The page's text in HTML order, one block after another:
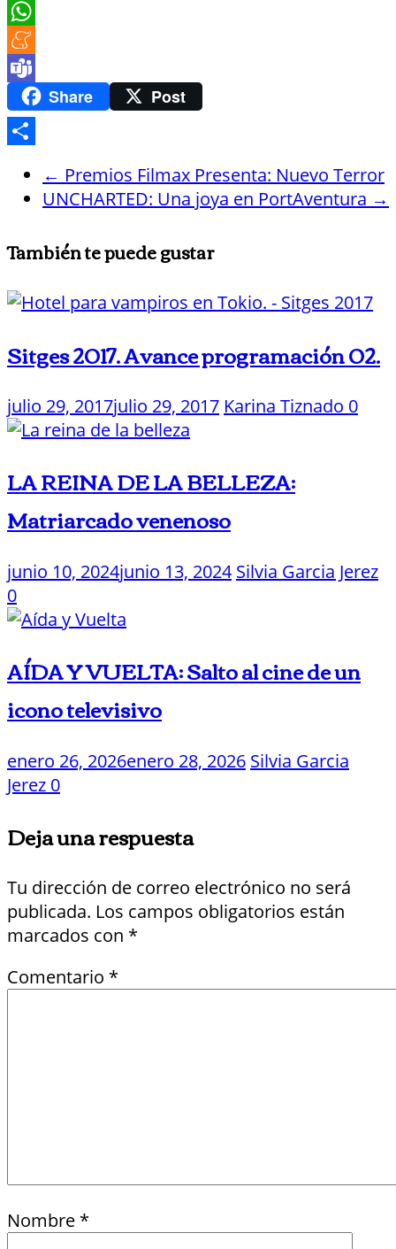
Pinterest
WhatsApp
Meneame
TeamsShare Post
← Premios Filmax Presenta: Nuevo Terror
UNCHARTED: Una joya en PortAventura →
También te puede gustar
Sitges 2017. Avance programación 02.
julio 29, 2017julio 29, 2017 Karina Tiznado 0
LA REINA DE LA BELLEZA:
Matriarcado venenoso
junio 10, 2024junio 13, 2024 Silvia Garcia Jerez
0
AÍDA Y VUELTA: Salto al cine de un
icono televisivo
enero 26, 2026enero 28, 2026 Silvia Garcia
Jerez 0
Deja una respuesta
Tu dirección de correo electrónico no será
publicada. Los campos obligatorios están
marcados con *
Comentario *
Nombre *